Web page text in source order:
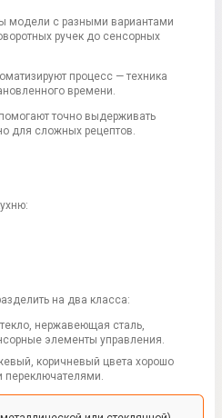
модели с разными вариантами
ручек до сенсорных
процесс — техника
времени.
точно выдерживать
для сложных рецептов.
на два класса:
нержавеющая сталь,
элементы управления.
коричневый цвета хорошо
переключателями.